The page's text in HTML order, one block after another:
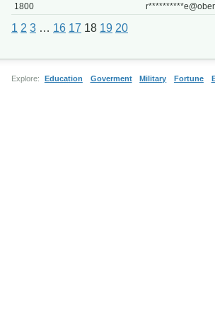
1800
r**********
1 2 3 … 16 17 18 19 20
Explore: Education Goverment Military Fortune